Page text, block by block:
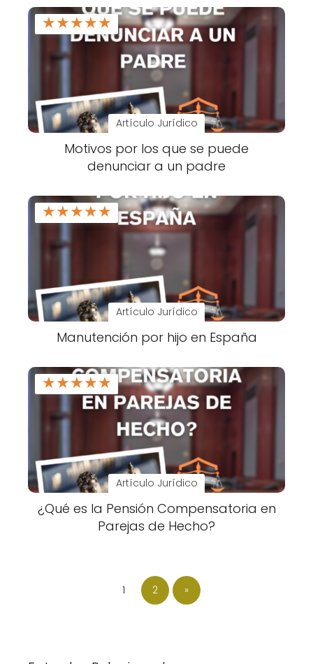
★★★★★
Artículo Jurídico
Motivos por los que se puede
denunciar a un padre
★★★★★
Artículo Jurídico
Manutención por hijo en España
★★★★★
Artículo Jurídico
¿Qué es la Pensión Compensatoria en
Parejas de Hecho?
1 2 »